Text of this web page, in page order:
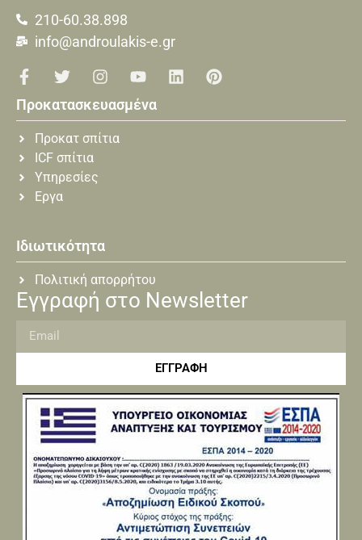
210-60.38.898
info@androulakis-e.gr
Προκατασκευασμένα
Προκατ σπίτια
ICF σπίτια
Υπηρεσίες
Εργα
Ιδιωτικότητα
Πολιτική απορρήτου
Εγγραφή στο Newsletter
ΕΓΓΡΑΦΗ